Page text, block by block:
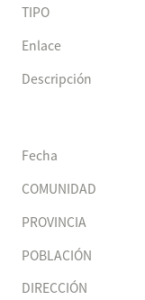
TIPO
Enlace
Descripción
Fecha
COMUNIDAD
PROVINCIA
POBLACIÓN
DIRECCIÓN